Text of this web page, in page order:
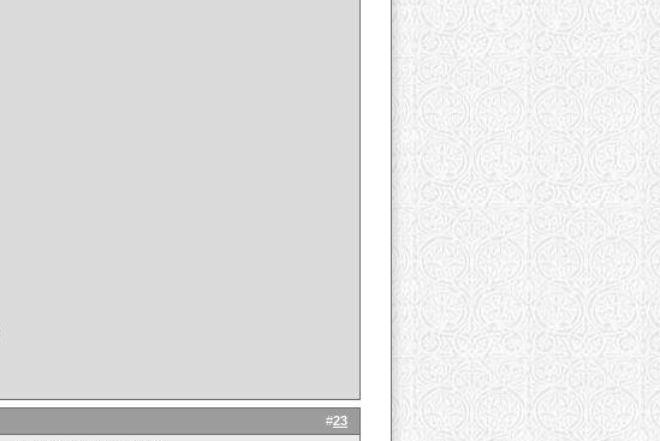
#23